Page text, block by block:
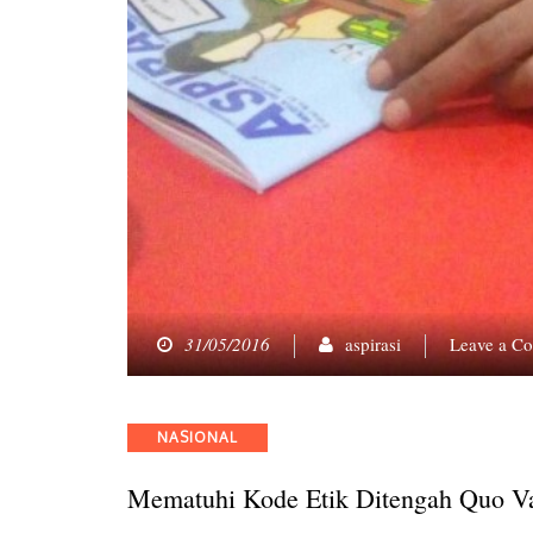
31/05/2016 aspirasi Leave a
Categories
NASIONAL
Mematuhi Kode Etik Ditengah Quo